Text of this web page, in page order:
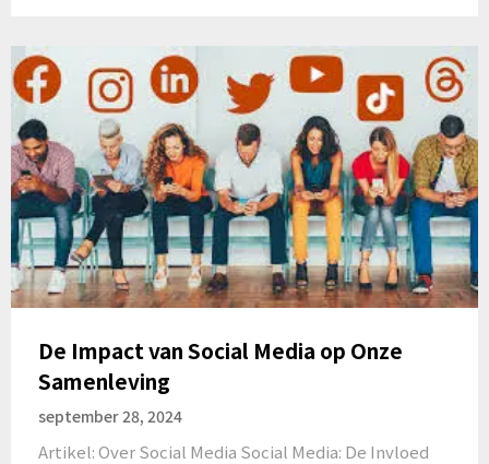
De Impact van Social Media op Onze
Samenleving
september 28, 2024
Artikel: Over Social Media Social Media: De Invloed